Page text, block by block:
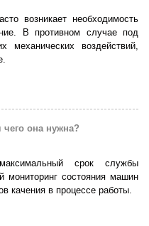
возникает необходимость
В противном случае под
механических воздействий,
чего она нужна?
срок службы
мониторинг состояния машин
качения в процессе работы.